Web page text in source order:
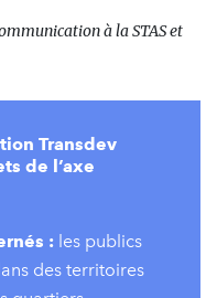
à la STAS et
Transdev
de l’axe
: les publics
des territoires